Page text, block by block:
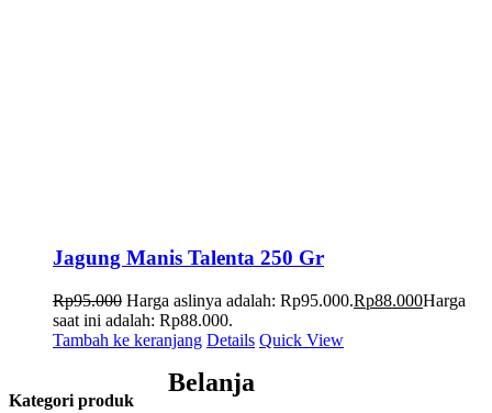
Jagung Manis Talenta 250 Gr
Rp95.000 Harga aslinya adalah: Rp95.000.Rp88.000Harga
saat ini adalah: Rp88.000.
Tambah ke keranjang Details Quick View
Kategori produk
Belanja